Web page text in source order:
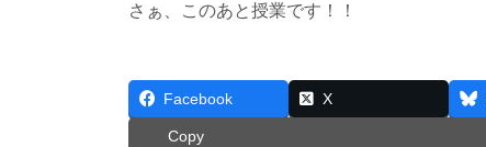
さぁ、このあと授業です！！
Facebook X
Copy